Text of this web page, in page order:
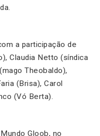
a participação de
Claudia Netto (síndica
Theobaldo),
(Brisa), Carol
(Vó Berta).
Gloob, no